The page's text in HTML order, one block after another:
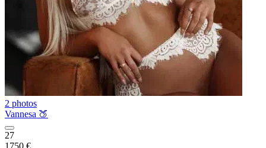
2 photos
Vannesa 🍑
27
1750 €